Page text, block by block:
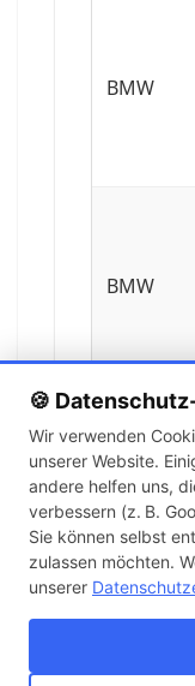
🍪
Wir verwenden
unserer Website.
andere helfen uns,
verbessern (z. B.
Sie können selbst
zulassen möchten.
unserer
BMW
BMW
BMW